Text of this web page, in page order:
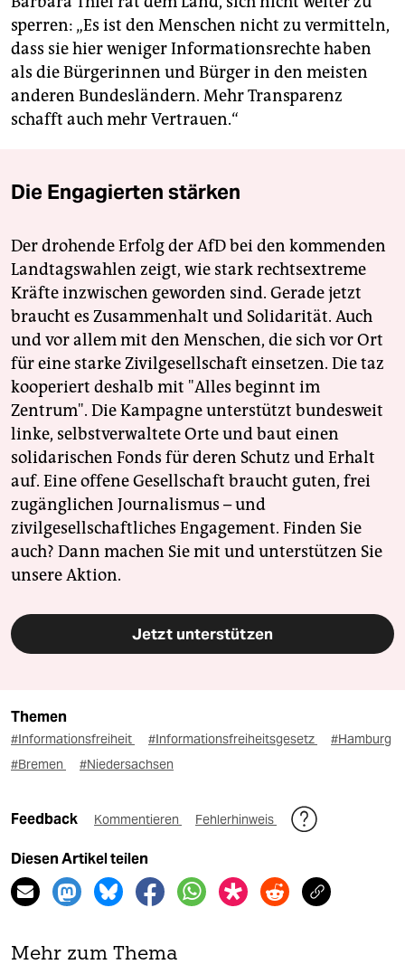
sperren: „Es ist den Menschen nicht zu vermitteln,
dass sie hier weniger Informationsrechte haben
als die Bürgerinnen und Bürger in den meisten
anderen Bundesländern. Mehr Transparenz
schafft auch mehr Vertrauen.“
Die Engagierten stärken
Der drohende Erfolg der AfD bei den kommenden
Landtagswahlen zeigt, wie stark rechtsextreme
Kräfte inzwischen geworden sind. Gerade jetzt
braucht es Zusammenhalt und Solidarität. Auch
und vor allem mit den Menschen, die sich vor Ort
für eine starke Zivilgesellschaft einsetzen. Die taz
kooperiert deshalb mit "Alles beginnt im
Zentrum". Die Kampagne unterstützt bundesweit
linke, selbstverwaltete Orte und baut einen
solidarischen Fonds für deren Schutz und Erhalt
auf. Eine offene Gesellschaft braucht guten, frei
zugänglichen Journalismus – und
zivilgesellschaftliches Engagement. Finden Sie
auch? Dann machen Sie mit und unterstützen Sie
unsere Aktion.
Jetzt unterstützen
Themen
#Informationsfreiheit #Informationsfreiheitsgesetz
#Hamburg
#Bremen
#Niedersachsen
Feedback Kommentieren Fehlerhinweis
Diesen Artikel teilen
Mehr zum Thema